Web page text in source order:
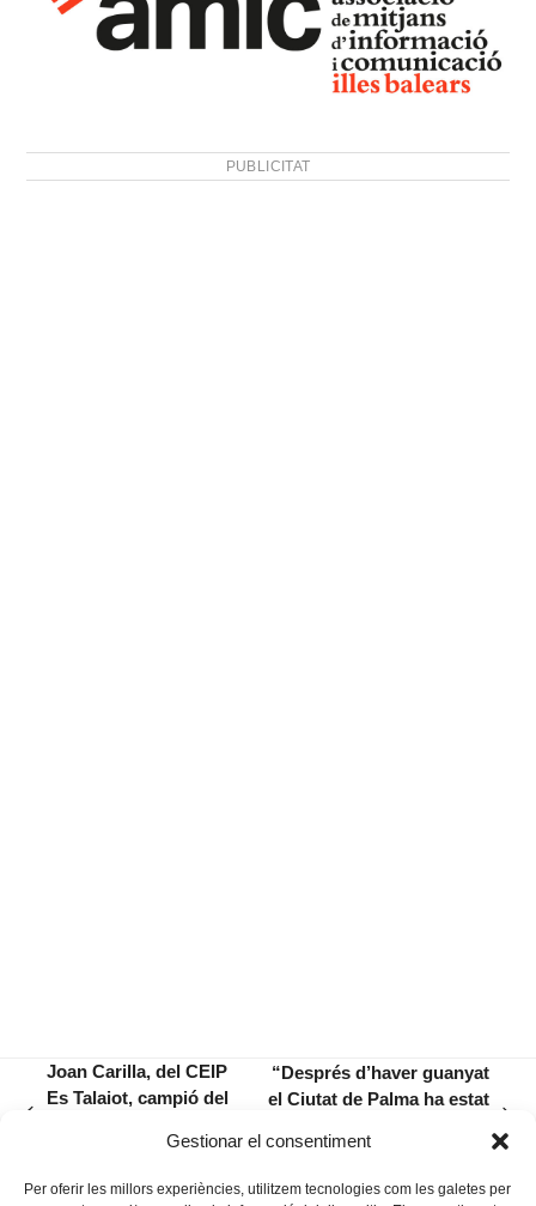
Gestionar el consentiment
Per oferir les millors experiències, utilitzem tecnologies com les galetes per
PUBLICITAT
Joan Carilla, del CEIP
Es Talaiot, campió del
post:
“Després d’haver guanyat
el Ciutat de Palma ha estat